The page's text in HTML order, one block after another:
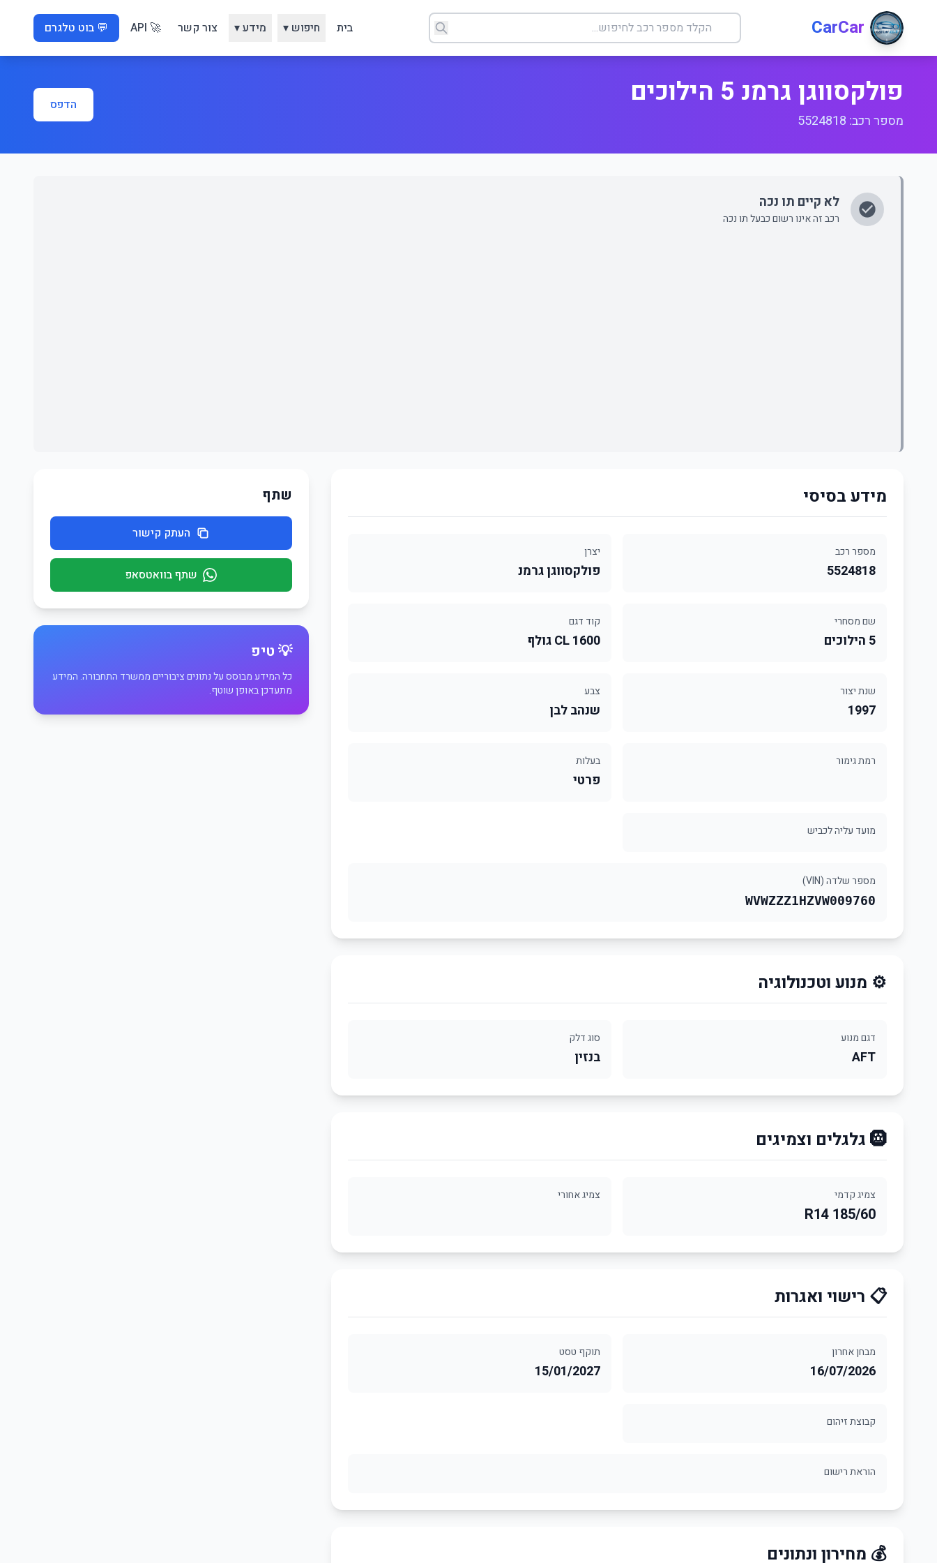
CarCar בית חיפוש ▾ מידע ▾ צור קשר 🚀 API 💬 בוט טלגרם
פולקסווגן גרמנ 5 הילוכים
מספר רכב: 5524818
הדפס
לא קיים תו נכה
רכב זה אינו רשום כבעל תו נכה
מידע בסיסי
מספר רכב
5524818
יצרן
פולקסווגן גרמנ
שם מסחרי
5 הילוכים
קוד דגם
1600 CL גולף
שנת יצור
1997
צבע
שנהב לבן
רמת גימור בעלות
פרטי
מועד עליה לכביש
מספר שלדה (VIN)
WVWZZZ1HZVW009760
⚙️ מנוע וטכנולוגיה
דגם מנוע
AFT
סוג דלק
בנזין
🛞 גלגלים וצמיגים
צמיג קדמי
185/60 R14
צמיג אחורי
📋 רישוי ואגרות
מבחן אחרון
16/07/2026
תוקף טסט
15/01/2027
קבוצת זיהום
הוראת רישום
💰 מחירון ונתונים
שתף
העתק קישור
שתף בוואטסאפ
💡 טיפ
כל המידע מבוסס על נתונים ציבוריים ממשרד התחבורה. המידע
מתעדכן באופן שוטף.